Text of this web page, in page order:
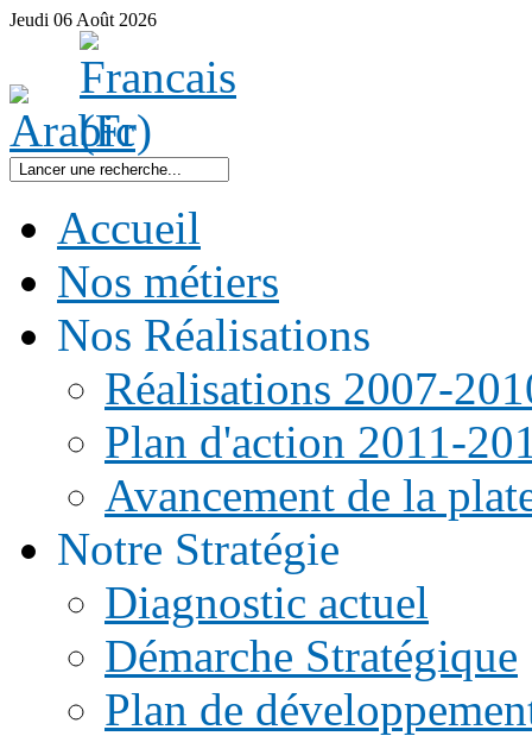
Jeudi 06 Août 2026
Accueil
Nos métiers
Nos Réalisations
Réalisations 2007-
Plan d'action 2011-
Avancement de la
Notre Stratégie
Diagnostic actuel
Démarche Stratégique
Plan de